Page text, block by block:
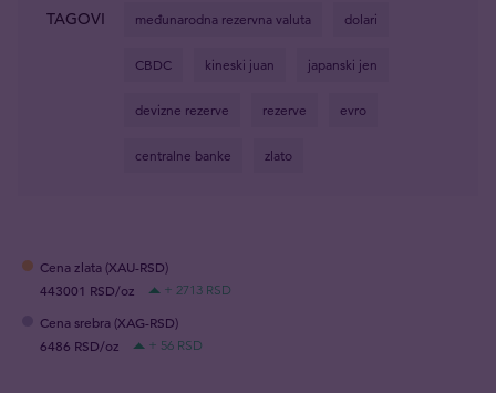
TAGOVI međunarodna rezervna valuta dolari
CBDC kineski juan japanski jen
devizne rezerve rezerve evro
centralne banke zlato
Cena zlata (XAU-RSD)
443001 RSD/oz
+ 2713 RSD
Cena srebra (XAG-RSD)
6486 RSD/oz
+ 56 RSD